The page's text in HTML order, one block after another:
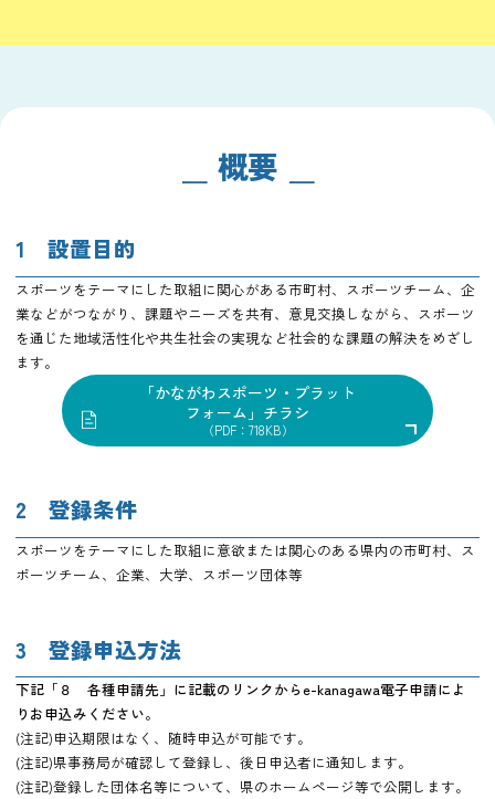
概要
1 設置目的
スポーツをテーマにした取組に関心がある市町村、スポーツチーム、企
業などがつながり、課題やニーズを共有、意見交換しながら、スポーツ
を通じた地域活性化や共生社会の実現など社会的な課題の解決をめざし
ます。
「かながわスポーツ・プラット
フォーム」チラシ
（PDF：718KB）
2 登録条件
スポーツをテーマにした取組に意欲または関心のある県内の市町村、ス
ポーツチーム、企業、大学、スポーツ団体等
3 登録申込方法
下記「８ 各種申請先」に記載のリンクからe-kanagawa電子申請によ
りお申込みください。
(注記)申込期限はなく、随時申込が可能です。
(注記)県事務局が確認して登録し、後日申込者に通知します。
(注記)登録した団体名等について、県のホームページ等で公開します。